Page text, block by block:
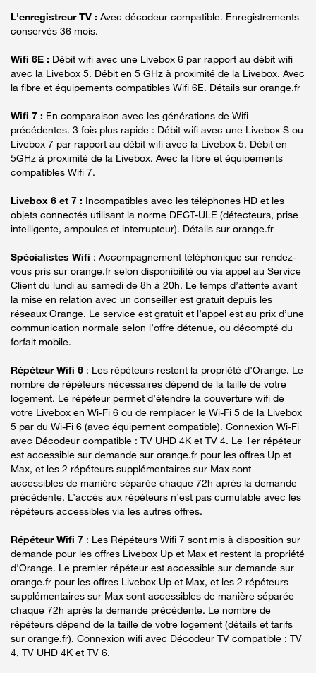
L'enregistreur TV : Avec décodeur compatible. Enregistrements
conservés 36 mois.
Wifi 6E : Débit wifi avec une Livebox 6 par rapport au débit wifi
avec la Livebox 5. Débit en 5 GHz à proximité de la Livebox. Avec
la fibre et équipements compatibles Wifi 6E. Détails sur orange.fr
Wifi 7 : En comparaison avec les générations de Wifi
précédentes. 3 fois plus rapide : Débit wifi avec une Livebox S ou
Livebox 7 par rapport au débit wifi avec la Livebox 5. Débit en
5GHz à proximité de la Livebox. Avec la fibre et équipements
compatibles Wifi 7.
Livebox 6 et 7 : Incompatibles avec les téléphones HD et les
objets connectés utilisant la norme DECT-ULE (détecteurs, prise
intelligente, ampoules et interrupteur). Détails sur orange.fr
Spécialistes Wifi : Accompagnement téléphonique sur rendez-
vous pris sur orange.fr selon disponibilité ou via appel au Service
Client du lundi au samedi de 8h à 20h. Le temps d’attente avant
la mise en relation avec un conseiller est gratuit depuis les
réseaux Orange. Le service est gratuit et l’appel est au prix d’une
communication normale selon l’offre détenue, ou décompté du
forfait mobile.
Répéteur Wifi 6 : Les répéteurs restent la propriété d’Orange. Le
nombre de répéteurs nécessaires dépend de la taille de votre
logement. Le répéteur permet d’étendre la couverture wifi de
votre Livebox en Wi-Fi 6 ou de remplacer le Wi-Fi 5 de la Livebox
5 par du Wi-Fi 6 (avec équipement compatible). Connexion Wi-Fi
avec Décodeur compatible : TV UHD 4K et TV 4. Le 1er répéteur
est accessible sur demande sur orange.fr pour les offres Up et
Max, et les 2 répéteurs supplémentaires sur Max sont
accessibles de manière séparée chaque 72h après la demande
précédente. L’accès aux répéteurs n’est pas cumulable avec les
répéteurs accessibles via les autres offres.
Répéteur Wifi 7 : Les Répéteurs Wifi 7 sont mis à disposition sur
demande pour les offres Livebox Up et Max et restent la propriété
d'Orange. Le premier répéteur est accessible sur demande sur
orange.fr pour les offres Livebox Up et Max, et les 2 répéteurs
supplémentaires sur Max sont accessibles de manière séparée
chaque 72h après la demande précédente. Le nombre de
répéteurs dépend de la taille de votre logement (détails et tarifs
sur orange.fr). Connexion wifi avec Décodeur TV compatible : TV
4, TV UHD 4K et TV 6.